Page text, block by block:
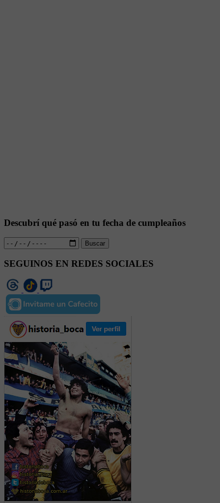
Descubrí qué pasó en tu fecha de cumpleaños
Buscar
SEGUINOS EN REDES SOCIALES